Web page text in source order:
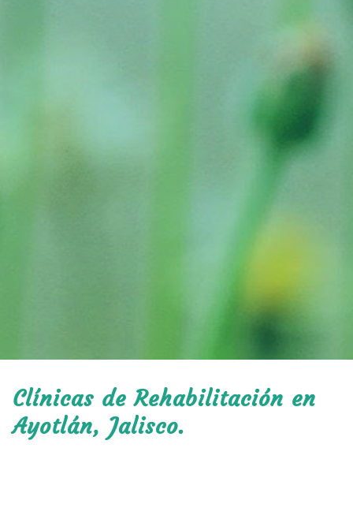
Clínicas de Rehabilitación en
Ayotlán, Jalisco.